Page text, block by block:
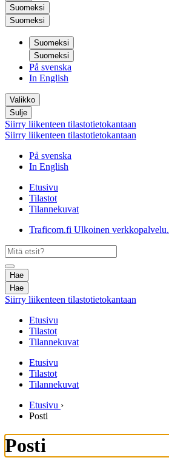
Suomeksi
Suomeksi
Suomeksi
Suomeksi
På svenska
In English
Valikko
Sulje
Siirry liikenteen tilastotietokantaan
Siirry liikenteen tilastotietokantaan
På svenska
In English
Etusivu
Tilastot
Tilannekuvat
Traficom.fi Ulkoinen verkkopalvelu.
Hae
Hae
Siirry liikenteen tilastotietokantaan
Etusivu
Tilastot
Tilannekuvat
Etusivu
Tilastot
Tilannekuvat
Etusivu ›
Posti
Posti